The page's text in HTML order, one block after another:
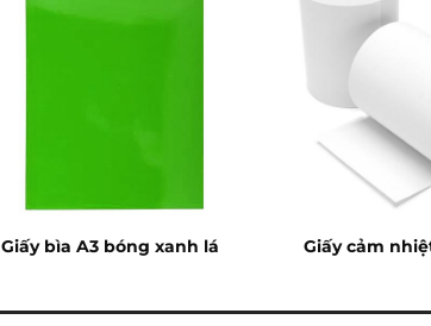
Giấy bìa A3 bóng xanh lá Giấy cảm